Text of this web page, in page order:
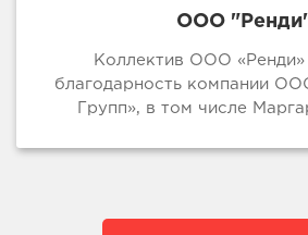
ООО
Коллектив ООО
благодарность компании
Групп», в том числе